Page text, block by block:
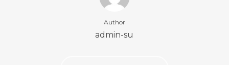
Author
admin-su